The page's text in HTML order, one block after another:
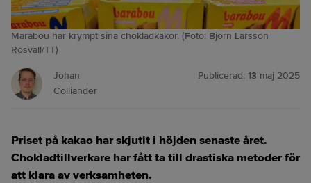
Marabou har krympt sina chokladkakor. (Foto: Björn Larsson
Rosvall/TT)
Johan
Colliander
Publicerad: 13 maj 2025
Priset på kakao har skjutit i höjden senaste året.
Chokladtillverkare har fått ta till drastiska metoder för
att klara av verksamheten.